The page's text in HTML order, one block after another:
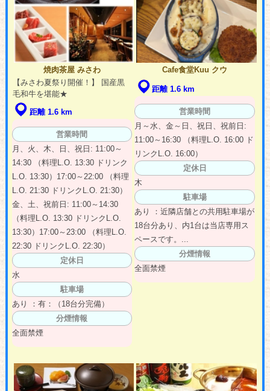
焼肉茶屋 みさわ
【みさわ夏祭り開催！】 国産黒
毛和牛を堪能★
距離 1.6 km
営業時間
月、火、木、日、祝日: 11:00～
14:30 （料理L.O. 13:30 ドリンク
L.O. 13:30）17:00～22:00 （料理
L.O. 21:30 ドリンクL.O. 21:30）
金、土、祝前日: 11:00～14:30
（料理L.O. 13:30 ドリンクL.O.
13:30）17:00～23:00 （料理L.O.
22:30 ドリンクL.O. 22:30）
定休日
水
駐車場
あり ：有：（18台分完備）
分煙情報
全面禁煙
Cafe食堂Kuu クウ
距離 1.6 km
営業時間
月～水、金～日、祝日、祝前日:
11:00～16:30 （料理L.O. 16:00 ド
リンクL.O. 16:00）
定休日
木
駐車場
あり ：近隣店舗との共用駐車場が
18台分あり、内1台は当店専用ス
ペースです。...
分煙情報
全面禁煙